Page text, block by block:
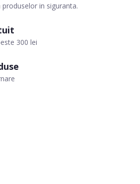
in siguranta.
300 lei